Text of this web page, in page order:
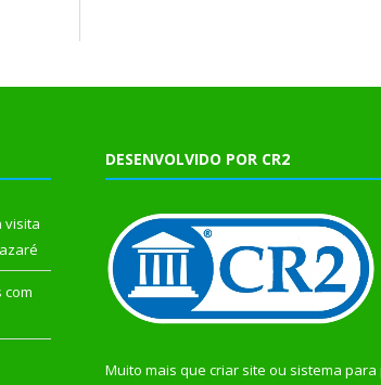
visita
DESENVOLVIDO POR CR2
Muito mais que criar site ou sistema